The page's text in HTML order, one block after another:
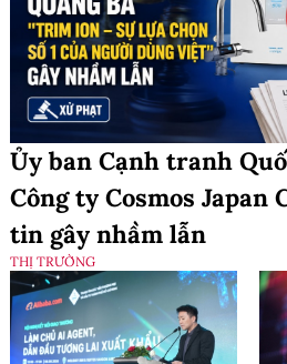
Ủy ban Cạnh tranh
Công ty Cosmos
tin gây nhầm lẫn
THỊ TRƯỜNG